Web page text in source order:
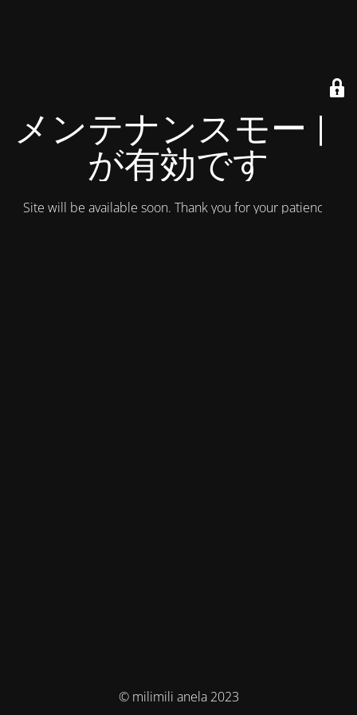
メンテナンスモード
が有効です
Site will be available soon. Thank you for your patience!
© milimili anela 2023